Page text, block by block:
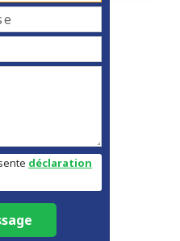
déclaration